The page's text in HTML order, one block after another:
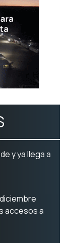
y ya llega a
accesos a